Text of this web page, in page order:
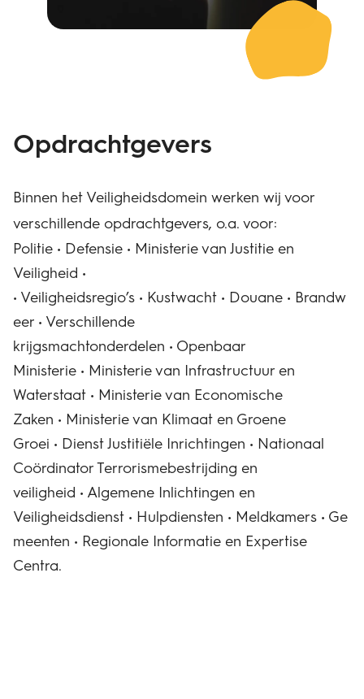
Opdrachtgevers
Binnen het Veiligheidsdomein werken wij voor
verschillende opdrachtgevers, o.a. voor:
Politie • Defensie • Ministerie van Justitie en
Veiligheid •
• Veiligheidsregio’s • Kustwacht • Douane • Brandw
eer • Verschillende
krijgsmachtonderdelen • Openbaar
Ministerie • Ministerie van Infrastructuur en
Waterstaat • Ministerie van Economische
Zaken • Ministerie van Klimaat en Groene
Groei • Dienst Justitiële Inrichtingen • Nationaal
Coördinator Terrorismebestrijding en
veiligheid • Algemene Inlichtingen en
Veiligheidsdienst • Hulpdiensten • Meldkamers • Ge
meenten • Regionale Informatie en Expertise
Centra.